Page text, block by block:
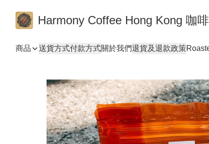
Harmony Coffee Hong Kong 咖
商品 送貨方式付款方式關於我們退貨及退款政策